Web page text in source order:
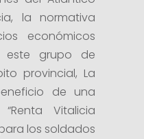
la normativa
económicos
este grupo de
provincial, La
de una
Vitalicia
los soldados